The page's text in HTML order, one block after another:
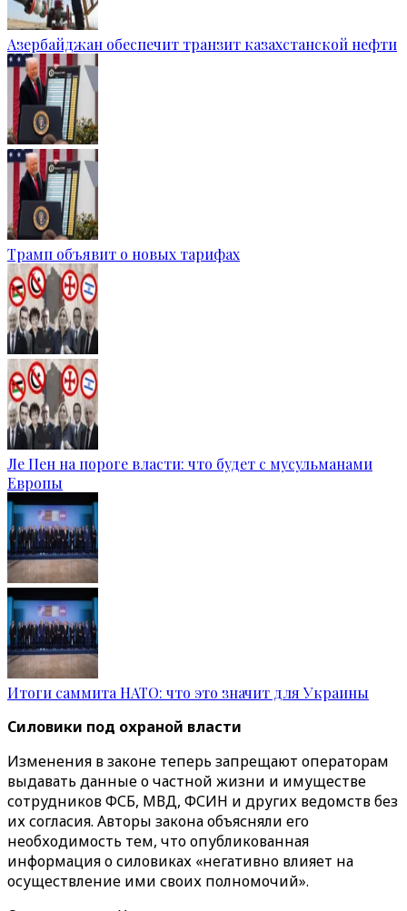
Азербайджан обеспечит транзит казахстанской нефти
Трамп объявит о новых тарифах
Ле Пен на пороге власти: что будет с мусульманами
Европы
Итоги саммита НАТО: что это значит для Украины
Силовики под охраной власти
Изменения в законе теперь запрещают операторам
выдавать данные о частной жизни и имуществе
сотрудников ФСБ, МВД, ФСИН и других ведомств без
их согласия. Авторы закона объясняли его
необходимость тем, что опубликованная
информация о силовиках «негативно влияет на
осуществление ими своих полномочий».